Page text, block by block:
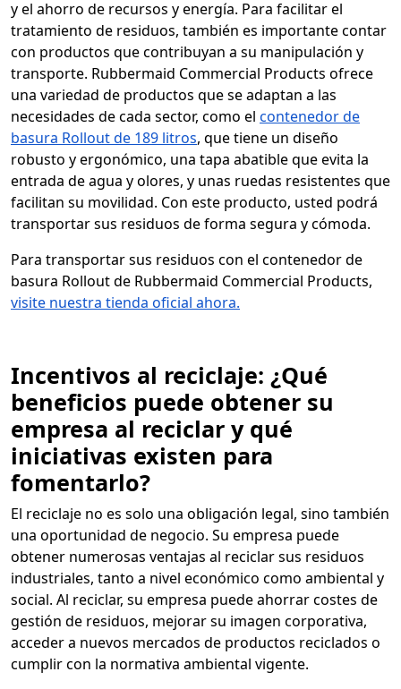
y el ahorro de recursos y energía. Para facilitar el
tratamiento de residuos, también es importante contar
con productos que contribuyan a su manipulación y
transporte. Rubbermaid Commercial Products ofrece
una variedad de productos que se adaptan a las
necesidades de cada sector, como el contenedor de
basura Rollout de 189 litros, que tiene un diseño
robusto y ergonómico, una tapa abatible que evita la
entrada de agua y olores, y unas ruedas resistentes que
facilitan su movilidad. Con este producto, usted podrá
transportar sus residuos de forma segura y cómoda.
Para transportar sus residuos con el contenedor de
basura Rollout de Rubbermaid Commercial Products,
visite nuestra tienda oficial ahora.
Incentivos al reciclaje: ¿Qué
beneficios puede obtener su
empresa al reciclar y qué
iniciativas existen para
fomentarlo?
El reciclaje no es solo una obligación legal, sino también
una oportunidad de negocio. Su empresa puede
obtener numerosas ventajas al reciclar sus residuos
industriales, tanto a nivel económico como ambiental y
social. Al reciclar, su empresa puede ahorrar costes de
gestión de residuos, mejorar su imagen corporativa,
acceder a nuevos mercados de productos reciclados o
cumplir con la normativa ambiental vigente.